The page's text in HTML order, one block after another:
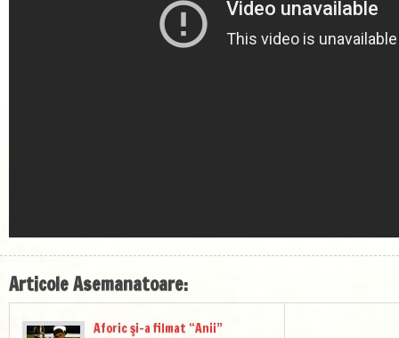
Articole Asemanatoare:
Aforic şi-a filmat “Anii”